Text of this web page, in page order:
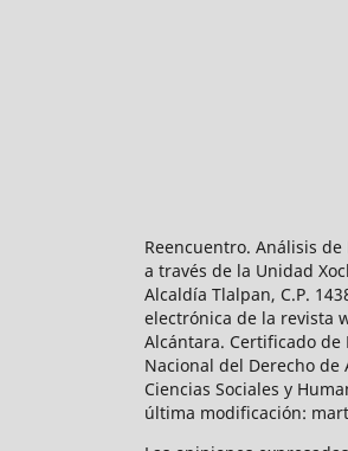
Reencuentro. Análisis
a través de la Unidad
Alcaldía Tlalpan, C.P.
electrónica de la revista
Alcántara. Certificado de
Nacional del Derecho
Ciencias Sociales y
última modificación: